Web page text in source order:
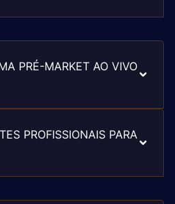
PRÉ-MARKET AO VIVO
PROFISSIONAIS PARA